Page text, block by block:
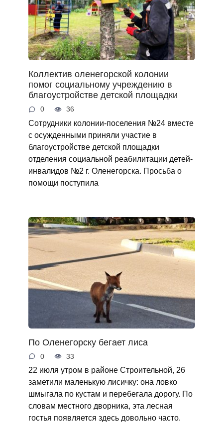
Коллектив оленегорской колонии
помог социальному учреждению в
благоустройстве детской площадки
0 36
Сотрудники колонии-поселения №24 вместе
с осужденными приняли участие в
благоустройстве детской площадки
отделения социальной реабилитации детей-
инвалидов №2 г. Оленегорска. Просьба о
помощи поступила
По Оленегорску бегает лиса
0 33
22 июля утром в районе Строительной, 26
заметили маленькую лисичку: она ловко
шмыгала по кустам и перебегала дорогу. По
словам местного дворника, эта лесная
гостья появляется здесь довольно часто.